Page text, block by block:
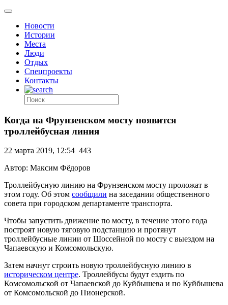
Новости
Истории
Места
Люди
Отдых
Спецпроекты
Контакты
Когда на Фрунзенском мосту появится
троллейбусная линия
22 марта 2019, 12:54 443
Автор: Максим Фёдоров
Троллейбусную линию на Фрунзенском мосту проложат в
этом году. Об этом сообщили на заседании общественного
совета при городском департаменте транспорта.
Чтобы запустить движение по мосту, в течение этого года
построят новую тяговую подстанцию и протянут
троллейбусные линии от Шоссейной по мосту с выездом на
Чапаевскую и Комсомольскую.
Затем начнут строить новую троллейбусную линию в
историческом центре. Троллейбусы будут ездить по
Комсомольской от Чапаевской до Куйбышева и по Куйбышева
от Комсомольской до Пионерской.